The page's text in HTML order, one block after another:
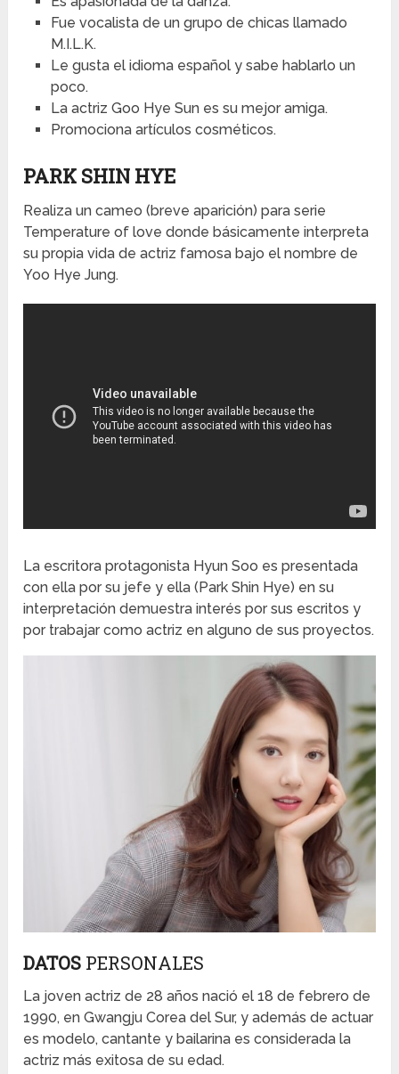
Fue vocalista de un grupo de chicas llamado
M.I.L.K.
Le gusta el idioma español y sabe hablarlo un
poco.
La actriz Goo Hye Sun es su mejor amiga.
Promociona artículos cosméticos.
PARK SHIN HYE
Realiza un cameo (breve aparición) para serie
Temperature of love donde básicamente interpreta
su propia vida de actriz famosa bajo el nombre de
Yoo Hye Jung.
La escritora protagonista Hyun Soo es presentada
con ella por su jefe y ella (Park Shin Hye) en su
interpretación demuestra interés por sus escritos y
por trabajar como actriz en alguno de sus proyectos.
DATOS PERSONALES
La joven actriz de 28 años nació el 18 de febrero de
1990, en Gwangju Corea del Sur, y además de actuar
es modelo, cantante y bailarina es considerada la
actriz más exitosa de su edad.